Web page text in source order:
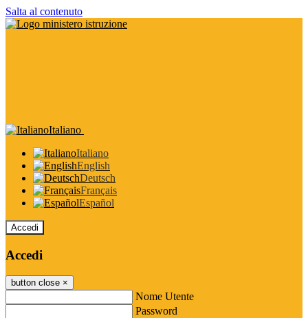
Salta al contenuto
Italiano
Italiano
English
Deutsch
Français
Español
Accedi
Accedi
button close ×
Nome Utente
Password